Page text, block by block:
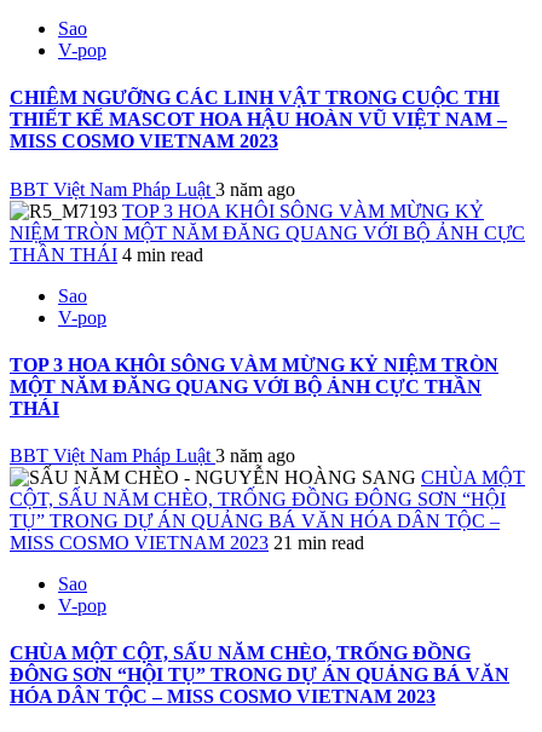
Sao
V-pop
CHIÊM NGƯỠNG CÁC LINH VẬT TRONG CUỘC THI
THIẾT KẾ MASCOT HOA HẬU HOÀN VŨ VIỆT NAM –
MISS COSMO VIETNAM 2023
BBT Việt Nam Pháp Luật 3 năm ago
TOP 3 HOA KHÔI SÔNG VÀM MỪNG KỶ
NIỆM TRÒN MỘT NĂM ĐĂNG QUANG VỚI BỘ ẢNH CỰC
THẦN THÁI 4 min read
Sao
V-pop
TOP 3 HOA KHÔI SÔNG VÀM MỪNG KỶ NIỆM TRÒN
MỘT NĂM ĐĂNG QUANG VỚI BỘ ẢNH CỰC THẦN
THÁI
BBT Việt Nam Pháp Luật 3 năm ago
CHÙA MỘT
CỘT, SẤU NĂM CHÈO, TRỐNG ĐỒNG ĐÔNG SƠN “HỘI
TỤ” TRONG DỰ ÁN QUẢNG BÁ VĂN HÓA DÂN TỘC –
MISS COSMO VIETNAM 2023 21 min read
Sao
V-pop
CHÙA MỘT CỘT, SẤU NĂM CHÈO, TRỐNG ĐỒNG
ĐÔNG SƠN “HỘI TỤ” TRONG DỰ ÁN QUẢNG BÁ VĂN
HÓA DÂN TỘC – MISS COSMO VIETNAM 2023